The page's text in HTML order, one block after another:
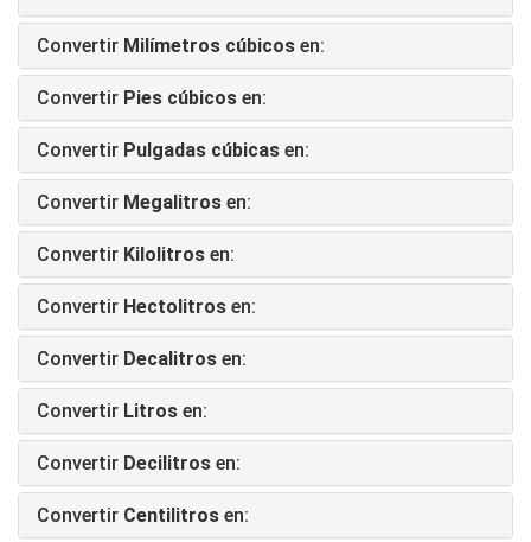
Convertir Milímetros cúbicos en:
Convertir Pies cúbicos en:
Convertir Pulgadas cúbicas en:
Convertir Megalitros en:
Convertir Kilolitros en:
Convertir Hectolitros en:
Convertir Decalitros en:
Convertir Litros en:
Convertir Decilitros en:
Convertir Centilitros en: